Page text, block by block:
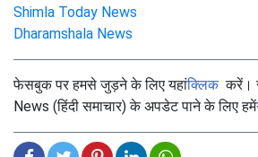
Shimla Today News
Dharamshala News
फेसबुक पर हमसे जुड़ने के लिए यहांक्लिककरें।
News (हिंदी समाचार) के अपडेट पाने के लिए हमें